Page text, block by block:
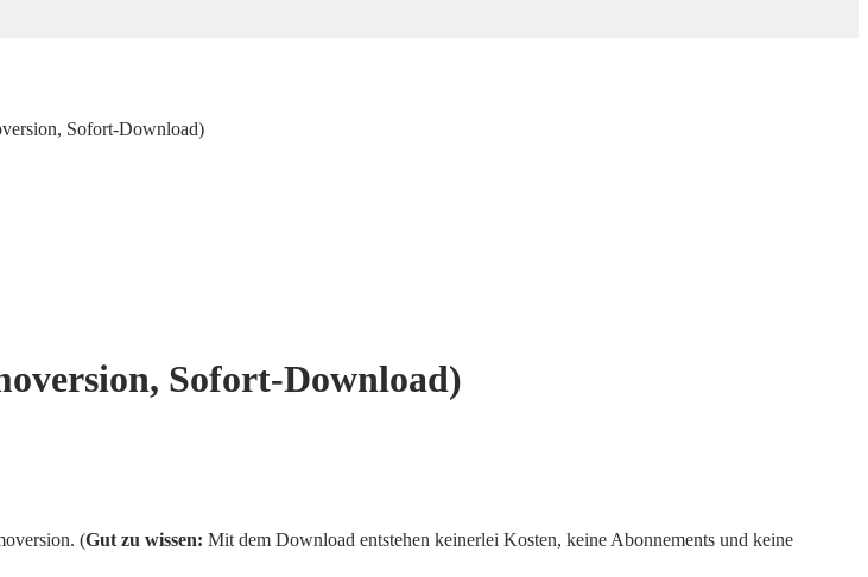
Sofort-Download)
Sofort-Download)
(Gut zu wissen: Mit dem Download entstehen keinerlei Kosten, keine Abonnements und keine